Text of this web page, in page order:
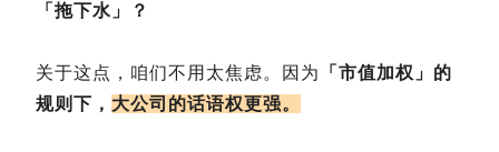
「拖下水」？
关于这点，咱们不用太焦虑。因为
「市值加权」的
规则下， 大公司的话语权更强。